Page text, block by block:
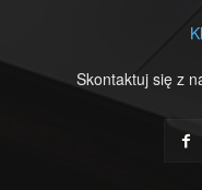
Skontaktuj się z